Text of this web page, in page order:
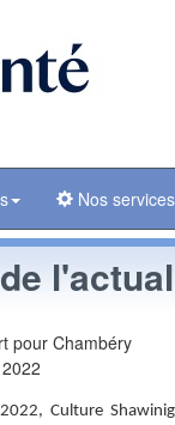
Nos services
pour Chambéry
Culture